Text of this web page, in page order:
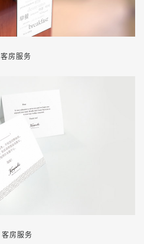
客房服务
客房服务